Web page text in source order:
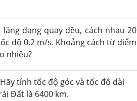
đang quay đều, cách nhau 20
độ 0,2 m/s. Khoảng cách từ điểm
nhiêu?
tính tốc độ góc và tốc độ dài
Đất là 6400 km.